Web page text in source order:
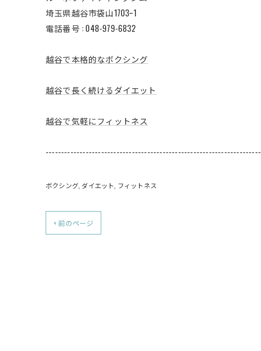
埼玉県越谷市袋山1703ｰ1
電話番号 : 048-979-6832
越谷で本格的なボクシング
越谷で長く続けるダイエット
越谷で気軽にフィットネス
----------------------------------------------------------------------
ボクシング ダイエット フィットネス
< 前のページ